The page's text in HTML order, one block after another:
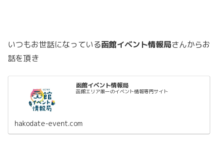
いつもお世話になっている函館イベント情報局さんからお
話を頂き
函館イベント情報局
函館エリア唯一のイベント情報専門サイト
hakodate-event.com